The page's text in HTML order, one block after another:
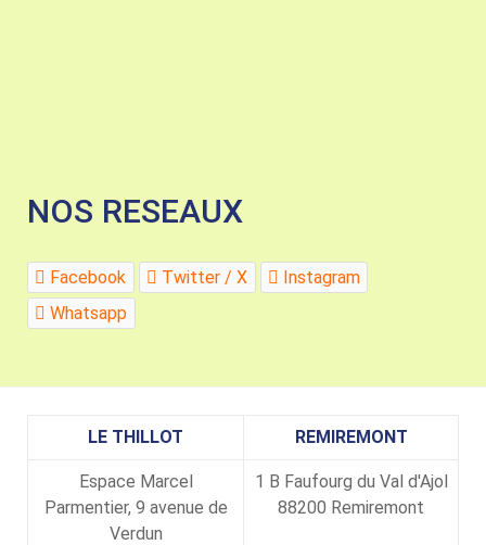
NOS RESEAUX
Facebook Twitter / X
Instagram
Whatsapp
LE THILLOT REMIREMONT
Espace Marcel
Parmentier, 9 avenue de
Verdun
1 B Faufourg du Val d'Ajol
88200 Remiremont